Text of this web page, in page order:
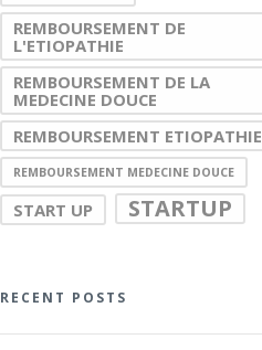
REMBOURSEMENT DE
L'ETIOPATHIE
REMBOURSEMENT DE LA
MEDECINE DOUCE
REMBOURSEMENT ETIOPATHIE
REMBOURSEMENT MEDECINE DOUCE
START UP STARTUP
RECENT POSTS